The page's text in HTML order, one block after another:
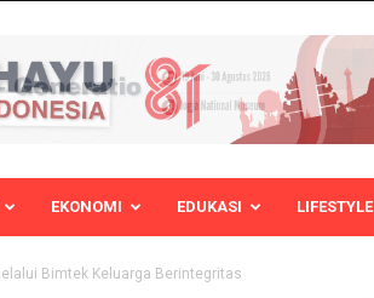
EKONOMI EDUKASI LIFESTYLE
Bimtek Keluarga Berintegritas